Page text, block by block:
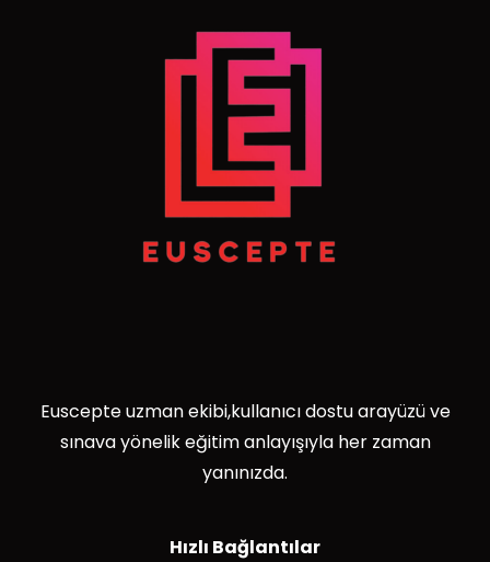
Euscepte uzman ekibi,kullanıcı dostu arayüzü ve
sınava yönelik eğitim anlayışıyla her zaman
yanınızda.
Hızlı Bağlantılar